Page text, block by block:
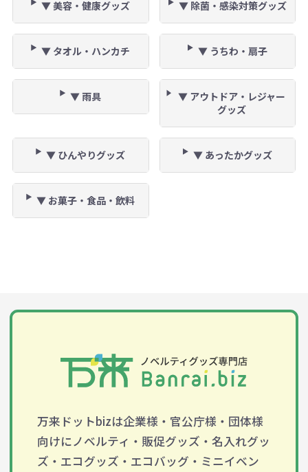
▼ 美容・健康グッズ ▼ 除菌・感染対策グッズ
▼ タオル・ハンカチ ▼ うちわ・扇子
▼ 雨具
▼ アウトドア・レジャー
グッズ
▼ ひんやりグッズ ▼ あったかグッズ
▼ お菓子・食品・飲料
万来ドットbizは企業様・官公庁様・団体様
向けにノベルティ・販促グッズ・名入れグッ
ズ・エコグッズ・エコバッグ・ミニイベン